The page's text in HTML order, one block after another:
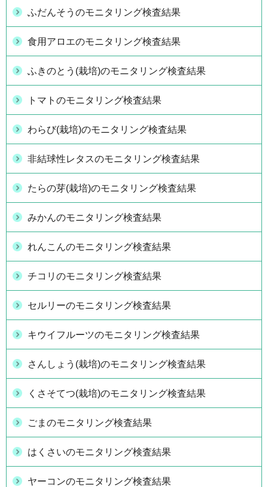
ふだんそうのモニタリング検査結果
食用アロエのモニタリング検査結果
ふきのとう(栽培)のモニタリング検査結果
トマトのモニタリング検査結果
わらび(栽培)のモニタリング検査結果
非結球性レタスのモニタリング検査結果
たらの芽(栽培)のモニタリング検査結果
みかんのモニタリング検査結果
れんこんのモニタリング検査結果
チコリのモニタリング検査結果
セルリーのモニタリング検査結果
キウイフルーツのモニタリング検査結果
さんしょう(栽培)のモニタリング検査結果
くさそてつ(栽培)のモニタリング検査結果
ごまのモニタリング検査結果
はくさいのモニタリング検査結果
ヤーコンのモニタリング検査結果